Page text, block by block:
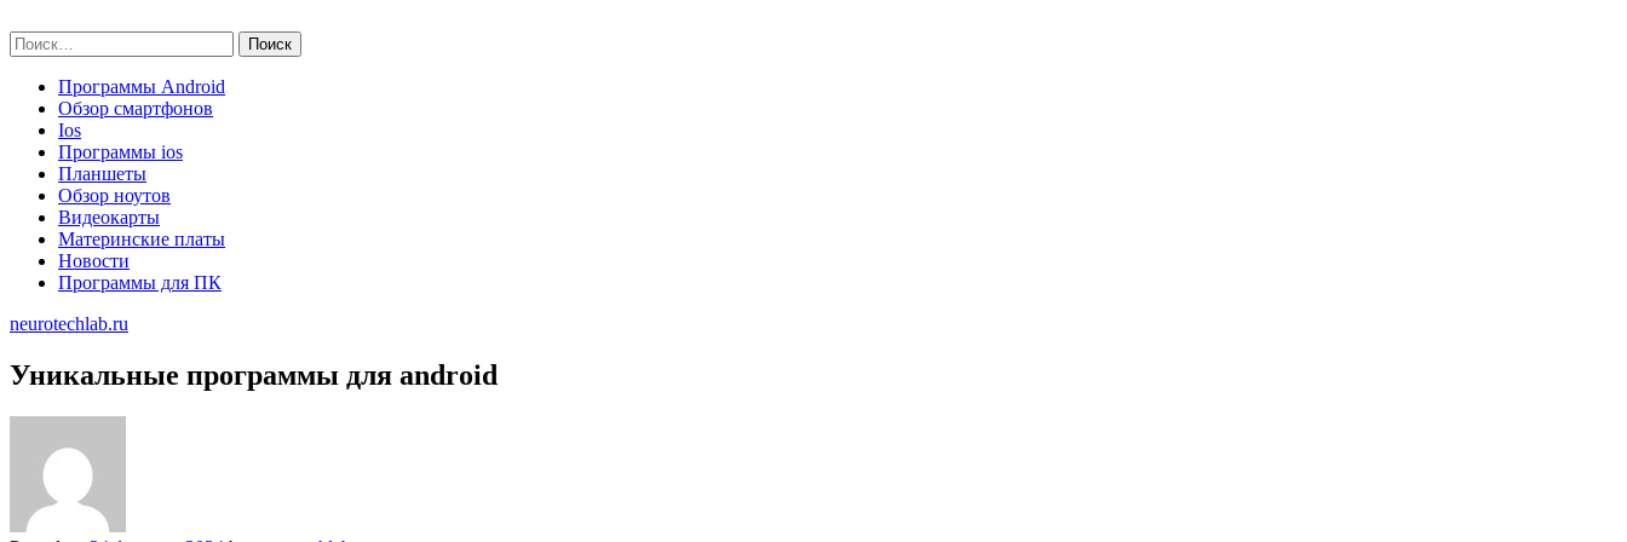
to
content
Найти:
Программы Android
Обзор смартфонов
Ios
Программы ios
Планшеты
Обзор ноутов
Видеокарты
Материнские платы
Новости
Программы для ПК
neurotechlab.ru
Уникальные программы для android